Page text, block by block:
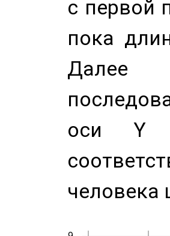
с первой
пока
Далее
оси Y
человека